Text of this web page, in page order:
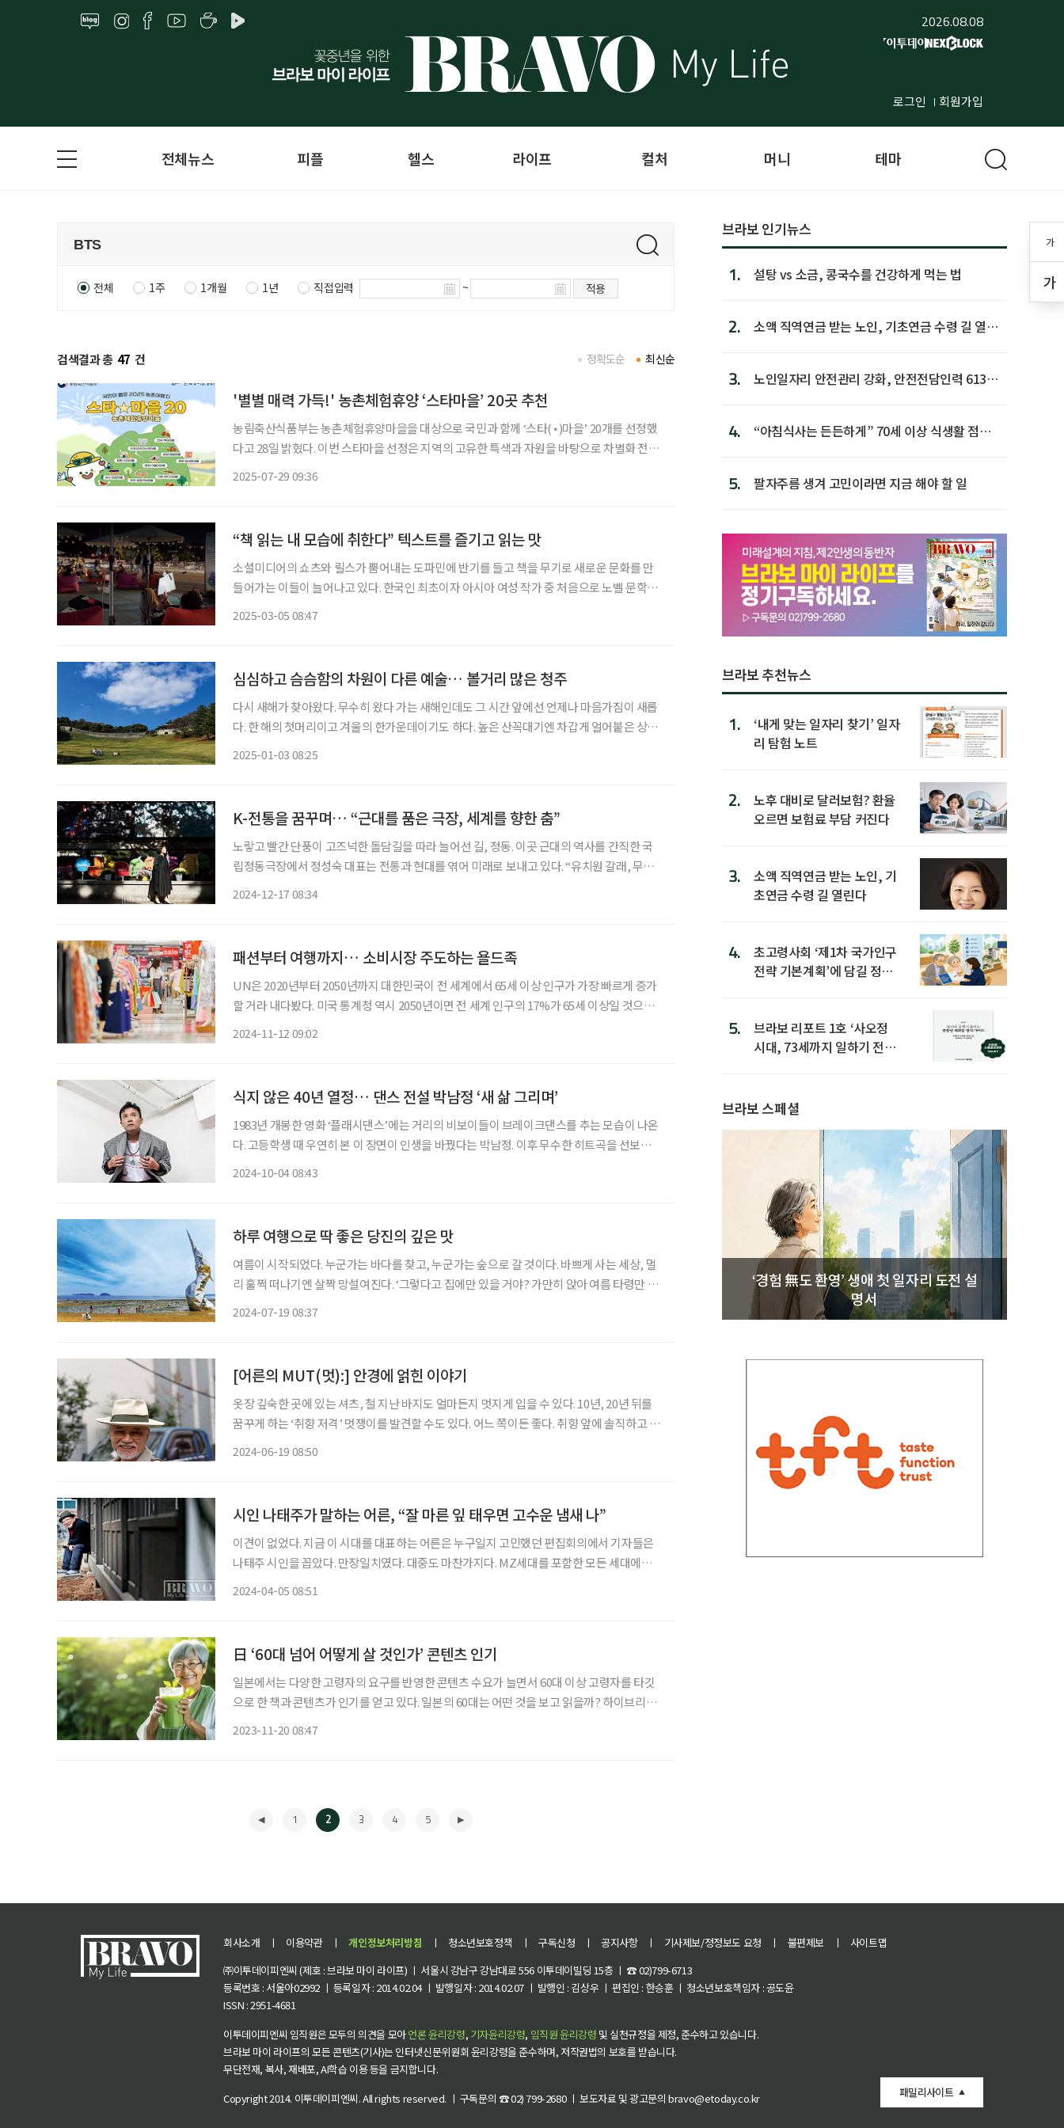
2026.08.08
로그인 회원가입
가
가
전체뉴스 피플 헬스 라이프 컬처 머니 테마
전체 1주 1개월 1년 직접입력 ~ 적용
검색결과 총 47 건 최신순
정확도순
'별별 매력 가득!' 농촌체험휴양 ‘스타마을’ 20곳 추천
농림축산식품부는 농촌체험휴양마을을 대상으로 국민과 함께 ‘스타(⋆)마을’ 20개를 선정했
다고 28일 밝혔다. 이번 스타마을 선정은 지역의 고유한 특색과 자원을 바탕으로 차별화 전략
2025-07-29 09:36
“책 읽는 내 모습에 취한다” 텍스트를 즐기고 읽는 맛
소셜미디어의 쇼츠와 릴스가 뿜어내는 도파민에 반기를 들고 책을 무기로 새로운 문화를 만
들어가는 이들이 늘어나고 있다. 한국인 최초이자 아시아 여성 작가 중 처음으로 노벨 문학상
2025-03-05 08:47
심심하고 슴슴함의 차원이 다른 예술… 볼거리 많은 청주
다시 새해가 찾아왔다. 무수히 왔다 가는 새해인데도 그 시간 앞에선 언제나 마음가짐이 새롭
다. 한 해의 첫머리이고 겨울의 한가운데이기도 하다. 높은 산꼭대기엔 차갑게 얼어붙은 상고
2025-01-03 08:25
K-전통을 꿈꾸며… “근대를 품은 극장, 세계를 향한 춤”
노랗고 빨간 단풍이 고즈넉한 돌담길을 따라 늘어선 길, 정동. 이곳 근대의 역사를 간직한 국
립정동극장에서 정성숙 대표는 전통과 현대를 엮어 미래로 보내고 있다. “유치원 갈래, 무용
2024-12-17 08:34
패션부터 여행까지… 소비시장 주도하는 욜드족
UN은 2020년부터 2050년까지 대한민국이 전 세계에서 65세 이상 인구가 가장 빠르게 증가
할 거라 내다봤다. 미국 통계청 역시 2050년이면 전 세계 인구의 17%가 65세 이상일 것으로
2024-11-12 09:02
식지 않은 40년 열정… 댄스 전설 박남정 ‘새 삶 그리며’
1983년 개봉한 영화 ‘플래시댄스’에는 거리의 비보이들이 브레이크댄스를 추는 모습이 나온
다. 고등학생 때 우연히 본 이 장면이 인생을 바꿨다는 박남정. 이후 무수한 히트곡을 선보였
2024-10-04 08:43
하루 여행으로 딱 좋은 당진의 깊은 맛
여름이 시작되었다. 누군가는 바다를 찾고, 누군가는 숲으로 갈 것이다. 바쁘게 사는 세상, 멀
리 훌쩍 떠나기엔 살짝 망설여진다. ‘그렇다고 집에만 있을 거야? 가만히 앉아 여름 타령만 하
2024-07-19 08:37
[어른의 MUT(멋):] 안경에 얽힌 이야기
옷장 깊숙한 곳에 있는 셔츠, 철 지난 바지도 얼마든지 멋지게 입을 수 있다. 10년, 20년 뒤를
꿈꾸게 하는 ‘취향 저격’ 멋쟁이를 발견할 수도 있다. 어느 쪽이든 좋다. 취향 앞에 솔직하고 당
2024-06-19 08:50
시인 나태주가 말하는 어른, “잘 마른 잎 태우면 고수운 냄새 나”
이견이 없었다. 지금 이 시대를 대표하는 어른은 누구일지 고민했던 편집회의에서 기자들은
나태주 시인을 꼽았다. 만장일치였다. 대중도 마찬가지다. MZ세대를 포함한 모든 세대에게
2024-04-05 08:51
日 ‘60대 넘어 어떻게 살 것인가’ 콘텐츠 인기
일본에서는 다양한 고령자의 요구를 반영한 콘텐츠 수요가 늘면서 60대 이상 고령자를 타깃
으로 한 책과 콘텐츠가 인기를 얻고 있다. 일본의 60대는 어떤 것을 보고 읽을까? 하이브리드
2023-11-20 08:47
1 2 3 4 5
브라보 인기뉴스
1. 설탕 vs 소금, 콩국수를 건강하게 먹는 법
2.
소액 직역연금 받는 노인, 기초연금 수령 길 열린
3.
노인일자리 안전관리 강화, 안전전담인력 613명
4.
“아침식사는 든든하게” 70세 이상 식생활 점수
5. 팔자주름 생겨 고민이라면 지금 해야 할 일
브라보 추천뉴스
1.
‘내게 맞는 일자리 찾기’ 일자
리 탐험 노트
2.
노후 대비로 달러보험? 환율
오르면 보험료 부담 커진다
3.
소액 직역연금 받는 노인, 기
초연금 수령 길 열린다
4.
초고령사회 ‘제1차 국가인구
전략 기본계획’에 담길 정책
5.
브라보 리포트 1호 ‘사오정
시대, 73세까지 일하기 전략’
브라보 스페셜
‘경험 無도 환영’ 생애 첫 일자리 도전 설
명서
회사소개 ㅣ 이용약관 ㅣ 개인정보처리방침 ㅣ 청소년보호정책 ㅣ 구독신청 ㅣ 공지사항 ㅣ 기사제보/정정보도 요청 ㅣ 불편제보 ㅣ
사이트맵
㈜이투데이피엔씨 (제호 : 브라보 마이 라이프) ㅣ 서울시 강남구 강남대로 556 이투데이빌딩 15층 ㅣ ☎ 02)799-6713
등록번호 : 서울아02992 ㅣ 등록일자 : 2014.02.04 ㅣ 발행일자 : 2014.02.07 ㅣ 발행인 : 김상우 ㅣ 편집인 : 한승훈 ㅣ 청소년보호책임자 : 공도윤
ISSN : 2951-4681
이투데이피엔씨 임직원은 모두의 의견을 모아언론 윤리강령, 기자윤리강령, 임직원 윤리강령 및 실천규정을 제정, 준수하고 있습니다.
브라보 마이 라이프의 모든 콘텐츠(기사)는 인터넷신문위원회 윤리강령을 준수하며, 저작권법의 보호를 받습니다.
무단전재, 복사, 재배포, AI학습 이용 등을 금지합니다.
Copyright 2014. 이투데이피엔씨. All rights reserved. ㅣ 구독문의 ☎ 02) 799-2680 ㅣ 보도자료 및 광고문의 bravo@etoday.co.kr 패밀리사이트